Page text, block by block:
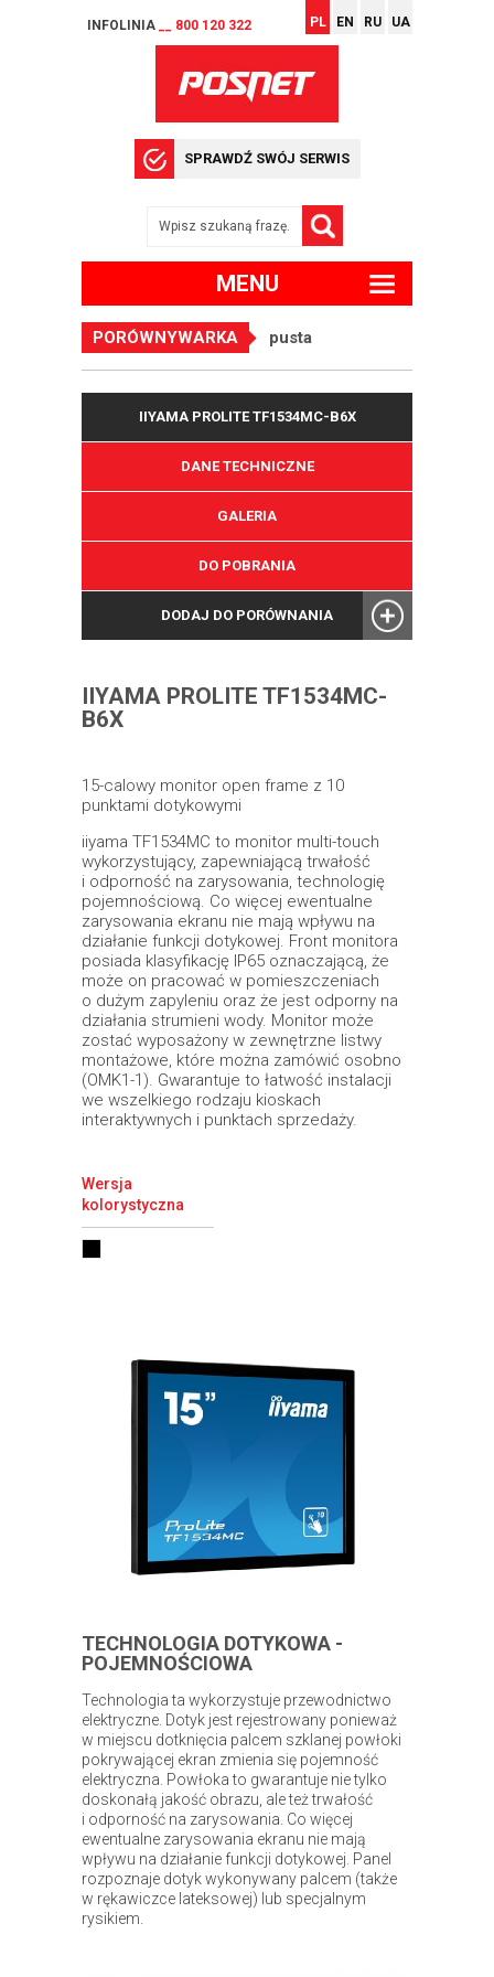
INFOLINIA __ 800 120 322 PL EN RU UA
SPRAWDŹ SWÓJ SERWIS
MENU
PORÓWNYWARKA pusta
IIYAMA PROLITE TF1534MC-B6X
DANE TECHNICZNE
GALERIA
DO POBRANIA
DODAJ DO PORÓWNANIA
IIYAMA PROLITE TF1534MC-
B6X
15-calowy monitor open frame z 10
punktami dotykowymi
iiyama TF1534MC to monitor multi-touch
wykorzystujący, zapewniającą trwałość
i odporność na zarysowania, technologię
pojemnościową. Co więcej ewentualne
zarysowania ekranu nie mają wpływu na
działanie funkcji dotykowej. Front monitora
posiada klasyfikację IP65 oznaczającą, że
może on pracować w pomieszczeniach
o dużym zapyleniu oraz że jest odporny na
działania strumieni wody. Monitor może
zostać wyposażony w zewnętrzne listwy
montażowe, które można zamówić osobno
(OMK1-1). Gwarantuje to łatwość instalacji
we wszelkiego rodzaju kioskach
interaktywnych i punktach sprzedaży.
Wersja
kolorystyczna
TECHNOLOGIA DOTYKOWA -
POJEMNOŚCIOWA
Technologia ta wykorzystuje przewodnictwo
elektryczne. Dotyk jest rejestrowany ponieważ
w miejscu dotknięcia palcem szklanej powłoki
pokrywającej ekran zmienia się pojemność
elektryczna. Powłoka to gwarantuje nie tylko
doskonałą jakość obrazu, ale też trwałość
i odporność na zarysowania. Co więcej
ewentualne zarysowania ekranu nie mają
wpływu na działanie funkcji dotykowej. Panel
rozpoznaje dotyk wykonywany palcem (także
w rękawiczce lateksowej) lub specjalnym
rysikiem.